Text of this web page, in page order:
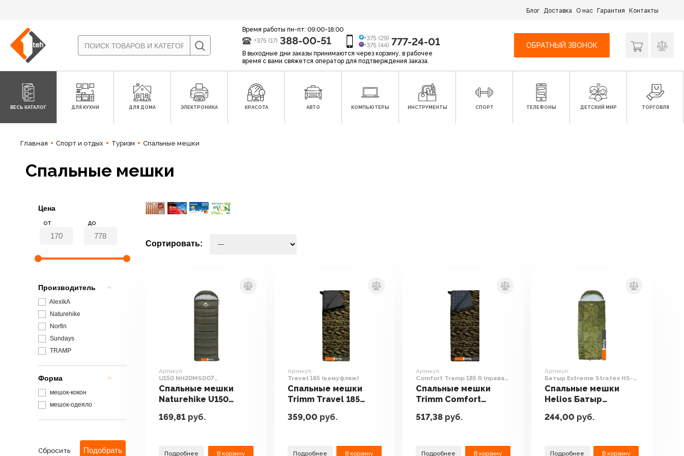
Блог Доставка О нас Гарантия Контакты
Время работы пн-пт: 09:00-18:00
+375 (17) 388-00-51
+375 (29)
+375 (44) 777-24-01
В выходные дни заказы принимаются через корзину, в рабочее
время с вами свяжется оператор для подтверждения заказа.
ОБРАТНЫЙ ЗВОНОК
ВЕСЬ КАТАЛОГ ДЛЯ КУХНИ ДЛЯ ДОМА ЭЛЕКТРОНИКА КРАСОТА АВТО КОМПЬЮТЕРЫ ИНСТРУМЕНТЫ СПОРТ ТЕЛЕФОНЫ ДЕТСКИЙ МИР ТОРГОВЛЯ
Главная Спорт и отдых Туризм Спальные мешки
Спальные мешки
Цена
от до
Производитель
AlexikA
Naturehike
Norfin
Sundays
TRAMP
Форма
мешок-кокон
мешок-одеяло
Сбросить
Сортировать:
Артикул:
U150 NH20MSD07
6927595764398 (зеленый)
Спальные мешки
Naturehike U150
6927595764398
169,81 руб.
Подробнее В корзину
Артикул:
Travel 185 (камуфляж)
Спальные мешки
Trimm Travel 185
359,00 руб.
Подробнее В корзину
Артикул:
Comfort Tramp 185 R (правая
молния, камуфляж)
Спальные мешки
Trimm Comfort
молния, камуфляж)
517,38 руб.
Подробнее В корзину
Артикул:
Батыр Extreme Stratex HS-
SB-ST200-220x90
Спальные мешки
Helios Батыр
SB-ST200-220x90
244,00 руб.
Подробнее В корзину